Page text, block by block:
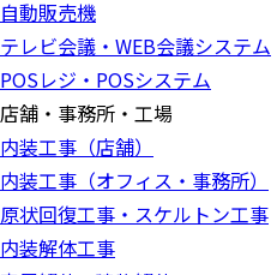
自動販売機
テレビ会議・WEB会議システム
POSレジ・POSシステム
店舗・事務所・工場
内装工事（店舗）
内装工事（オフィス・事務所）
原状回復工事・スケルトン工事
内装解体工事